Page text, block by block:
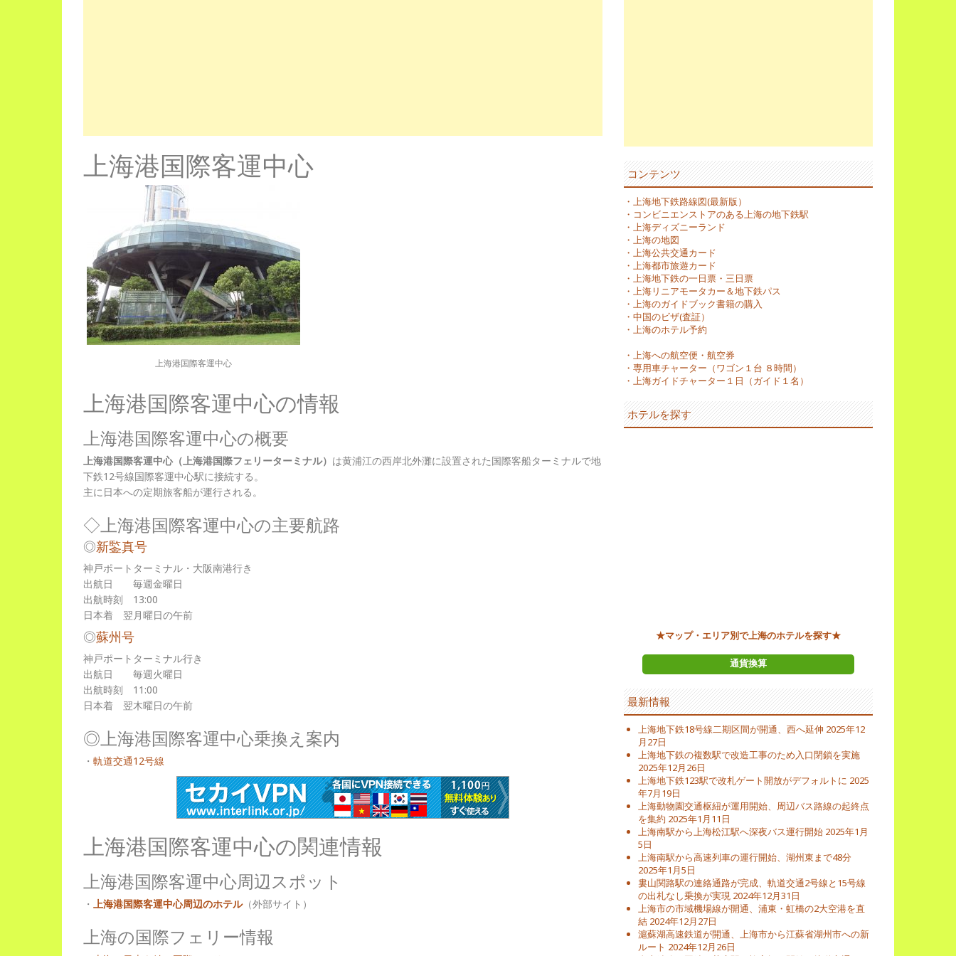
上海港国際客運中心
上海港国際客運中心
上海港国際客運中心の情報
上海港国際客運中心の概要
上海港国際客運中心（上海港国際フェリーターミナル） は黄浦江の西岸北外灘に設置された国際客船ターミナルで地
下鉄12号線国際客運中心駅に接続する。
主に日本への定期旅客船が運行される。
◇上海港国際客運中心の主要航路
◎新鍳真号
神戸ポートターミナル・大阪南港行き
出航日 毎週金曜日
出航時刻 13:00
日本着 翌月曜日の午前
◎蘇州号
神戸ポートターミナル行き
出航日 毎週火曜日
出航時刻 11:00
日本着 翌木曜日の午前
◎上海港国際客運中心乗換え案内
・ 軌道交通12号線
上海港国際客運中心の関連情報
上海港国際客運中心周辺スポット
・ 上海港国際客運中心周辺のホテル（外部サイト）
上海の国際フェリー情報
コンテンツ
・ 上海地下鉄路線図(最新版）
・ コンビニエンストアのある上海の地下鉄駅
・ 上海ディズニーランド
・ 上海の地図
・ 上海公共交通カード
・ 上海都市旅遊カード
・ 上海地下鉄の一日票・三日票
・ 上海リニアモータカー＆地下鉄パス
・ 上海のガイドブック書籍の購入
・ 中国のビザ(査証）
・ 上海のホテル予約
・ 上海への航空便・航空券
・ 専用車チャーター（ワゴン１台 ８時間）
・ 上海ガイドチャーター１日（ガイド１名）
ホテルを探す
★マップ・エリア別で上海のホテルを探す★
通貨換算
最新情報
上海地下鉄18号線二期区間が開通、西へ延伸 2025年12
月27日
上海地下鉄の複数駅で改造工事のため入口閉鎖を実施
2025年12月26日
上海地下鉄123駅で改札ゲート開放がデフォルトに 2025
年7月19日
上海動物園交通枢紐が運用開始、周辺バス路線の起終点
を集約 2025年1月11日
上海南駅から上海松江駅へ深夜バス運行開始 2025年1月
5日
上海南駅から高速列車の運行開始、湖州東まで48分
2025年1月5日
婁山関路駅の連絡通路が完成、軌道交通2号線と15号線
の出札なし乗換が実現 2024年12月31日
上海市の市域機場線が開通、浦東・虹橋の2大空港を直
結 2024年12月27日
滬蘇湖高速鉄道が開通、上海市から江蘇省湖州市への新
ルート 2024年12月26日